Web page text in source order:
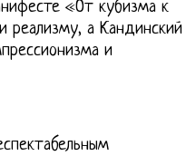
«От кубизма к
реализму, а Кандинский
и